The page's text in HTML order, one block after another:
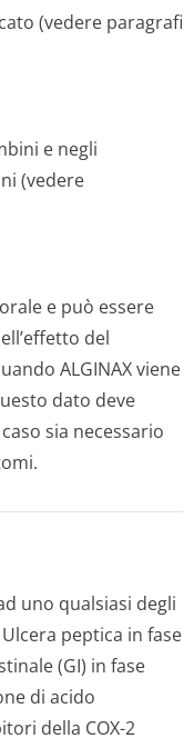
(vedere paragrafi
e negli
(vedere
e può essere
del
ALGINAX viene
dato deve
sia necessario
uno qualsiasi degli
peptica in fase
(GI) in fase
di acido
della COX-2